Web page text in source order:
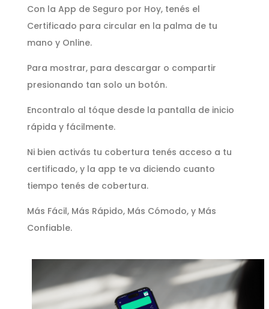
Con la App de Seguro por Hoy, tenés el
Certificado para circular en la palma de tu
mano y Online.
Para mostrar, para descargar o compartir
presionando tan solo un botón.
Encontralo al tóque desde la pantalla de inicio
rápida y fácilmente.
Ni bien activás tu cobertura tenés acceso a tu
certificado, y la app te va diciendo cuanto
tiempo tenés de cobertura.
Más Fácil, Más Rápido, Más Cómodo, y Más
Confiable.